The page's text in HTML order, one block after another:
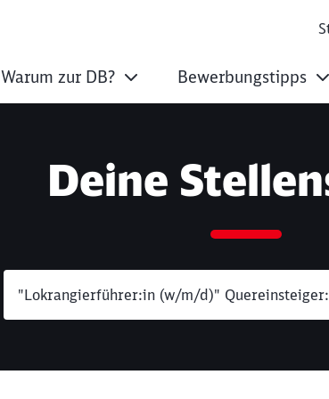
Warum zur DB? Bewerbungstipps
Deine